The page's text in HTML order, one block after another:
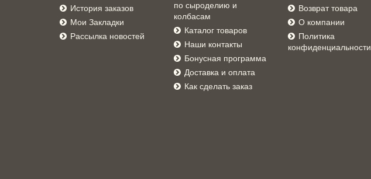
История заказов
Мои Закладки
Рассылка новостей
по сыроделию и
колбасам
Каталог товаров
Наши контакты
Бонусная программа
Доставка и оплата
Как сделать заказ
Возврат товара
О компании
Политика
конфиденциальности